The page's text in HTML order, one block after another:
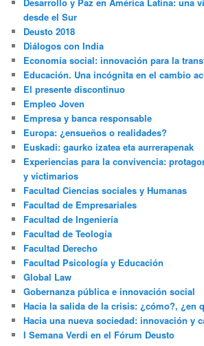
desde el Sur
Deusto 2018
Diálogos con India
Economía social: innovación para la
Educación. Una incógnita en el cambio
El presente discontinuo
Empleo Joven
Empresa y banca responsable
Europa: ¿ensueños o realidades?
Euskadi: gaurko izatea eta aurrerapenak
Experiencias para la convivencia:
y victimarios
Facultad Ciencias sociales y Humanas
Facultad de Empresariales
Facultad de Ingeniería
Facultad de Teología
Facultad Derecho
Facultad Psicología y Educación
Global Law
Gobernanza pública e innovación social
Hacia la salida de la crisis: ¿cómo?, ¿en
Hacia una nueva sociedad: innovación y
I Semana Verdi en el Fórum Deusto